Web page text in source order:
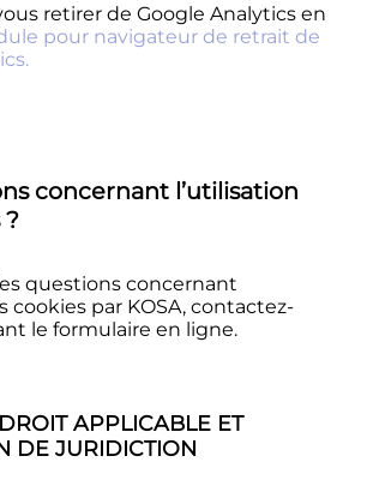
retirer de Google Analytics en
pour navigateur de retrait de
concernant l’utilisation
?
questions concernant
cookies par KOSA, contactez-
le formulaire en ligne.
APPLICABLE ET
DE JURIDICTION